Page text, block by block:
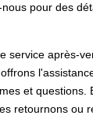
pour des
service après-
et questions.
retournons ou